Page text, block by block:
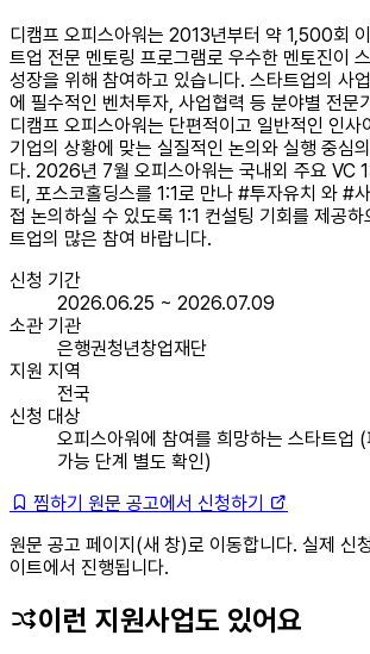
디캠프 오피스아워는 2013년부터 약 1,500회
트업 전문 멘토링 프로그램로 우수한 멘토진이
성장을 위해 참여하고 있습니다. 스타트업의 사
에 필수적인 벤처투자, 사업협력 등 분야별 전문
디캠프 오피스아워는 단편적이고 일반적인 인사
기업의 상황에 맞는 실질적인 논의와 실행 중심
다. 2026년 7월 오피스아워는 국내외 주요 VC
티, 포스코홀딩스를 1:1로 만나 #투자유치 와 #
접 논의하실 수 있도록 1:1 컨설팅 기회를 제공
트업의 많은 참여 바랍니다.
신청 기간
2026.06.25 ~ 2026.07.09
소관 기관
은행권청년창업재단
지원 지역
전국
신청 대상
오피스아워에 참여를 희망하는 스타트업
가능 단계 별도 확인)
찜하기 원문 공고에서 신청하기
원문 공고 페이지(새 창)로 이동합니다. 실제 신
이트에서 진행됩니다.
이런 지원사업도 있어요